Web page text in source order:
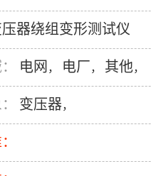
器绕组变形测试仪
电网 ， 电厂， 其他，
变压器，